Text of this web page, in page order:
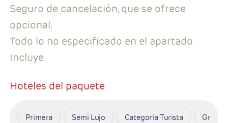
Seguro de cancelación, que se ofrece
opcional.
Todo lo no especificado en el apartado
Incluye
Hoteles del paquete
Primera Semi Lujo Categoría Turista Gran